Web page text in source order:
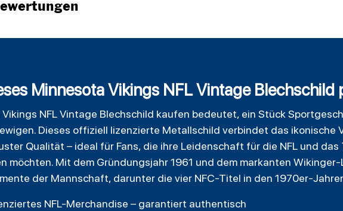
Minnesota Vikings NFL Vintage Blechschild
NFL Vintage Blechschild kaufen bedeutet, ein Stück
Dieses offiziell lizenzierte Metallschild verbindet das ikonische
Qualität – ideal für Fans, die ihre Leidenschaft für die NFL und das
möchten. Mit dem Gründungsjahr 1961 und dem markanten
der Mannschaft, darunter die vier NFC-Titel in den 1970er-
NFL-Merchandise – garantiert authentisch